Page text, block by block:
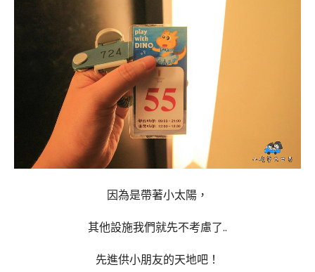
因為是帶著小太陽，
其他設施我們就先不考慮了..
先進供小朋友的天地吧！